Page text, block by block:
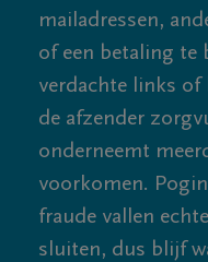
mailadressen,
of een betaling te
verdachte links
de afzender
onderneemt
voorkomen.
fraude vallen
sluiten, dus blijf